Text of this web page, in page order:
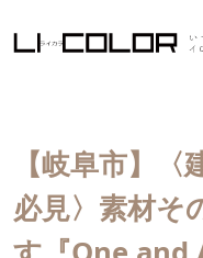
【岐阜市】
必見〉素材そ